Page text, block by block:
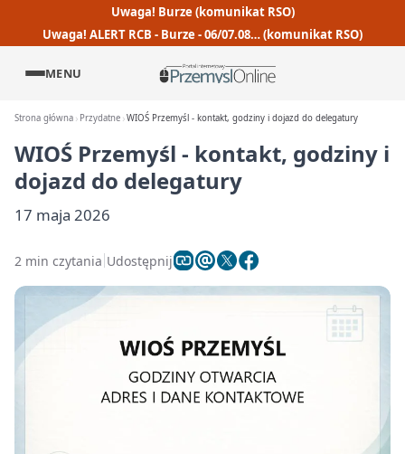
Uwaga! Burze (komunikat RSO)
Uwaga! ALERT RCB - Burze - 06/07.08… (komunikat RSO)
MENU
Strona główna Przydatne WIOŚ Przemyśl - kontakt, godziny i dojazd do delegatury
WIOŚ Przemyśl - kontakt, godziny i
dojazd do delegatury
17 maja 2026
2 min czytania Udostępnij